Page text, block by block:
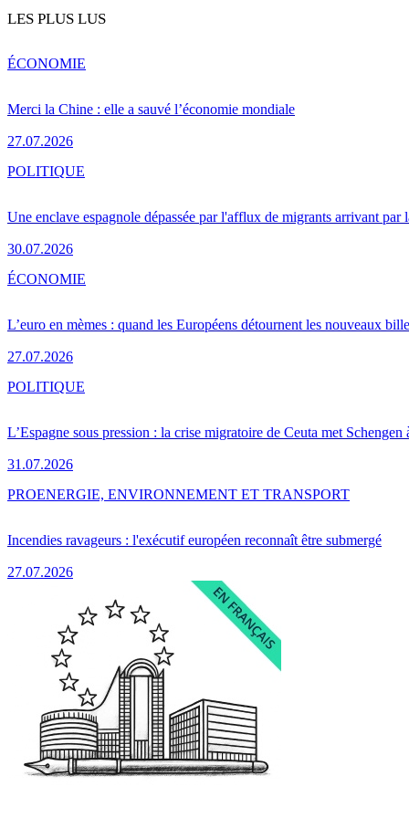
LES PLUS LUS
Merci la Chine : elle a sauvé l’économie mondiale
27.07.2026
ÉCONOMIE
Une enclave espagnole dépassée par l'afflux de migrants arrivant par
30.07.2026
POLITIQUE
L’euro en mèmes : quand les Européens détournent les nouveaux
27.07.2026
ÉCONOMIE
L’Espagne sous pression : la crise migratoire de Ceuta met Schengen
31.07.2026
POLITIQUE
Incendies ravageurs : l'exécutif européen reconnaît être submergé
27.07.2026
PROENERGIE, ENVIRONNEMENT ET TRANSPORT